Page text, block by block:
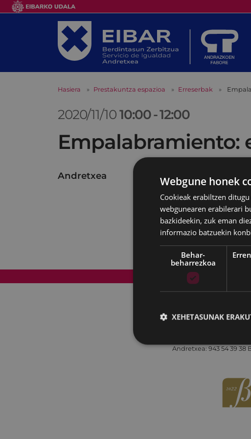
Hasiera Prestakuntza espazioa Erreserbak
2020/11/1010:00-12:00
Empalabramiento:
Andretxea
Web mapa
Andretxea: 943 54 39 38
Webgune honek
Cookieak erabiltzen
webgunearen erabilerari
bazkideekin, zuk eman
informazio batzuekin
Behar-
beharrezkoa
XEHETASUNAK